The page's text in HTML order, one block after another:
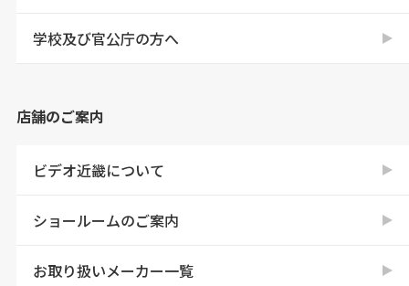
学校及び官公庁の方へ
店舗のご案内
ビデオ近畿について
ショールームのご案内
お取り扱いメーカー一覧